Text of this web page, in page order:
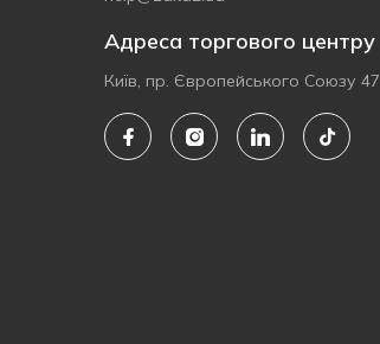
Адреса торгового центру
Київ, пр. Європейського Союзу 47